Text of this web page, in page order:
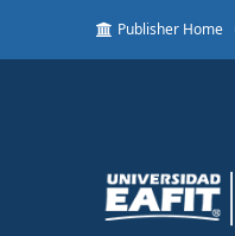
to
Content
Sidebar
Publisher Home